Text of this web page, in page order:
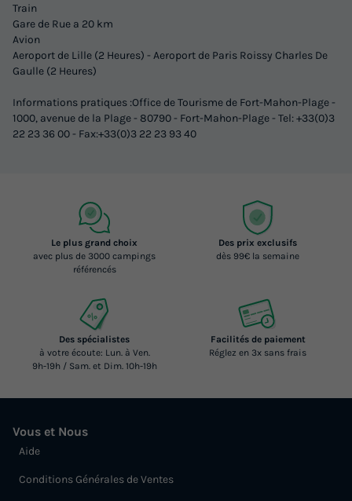
Train
Gare de Rue a 20 km
Avion
Aeroport de Lille (2 Heures) - Aeroport de Paris Roissy Charles De
Gaulle (2 Heures)
Informations pratiques :Office de Tourisme de Fort-Mahon-Plage -
1000, avenue de la Plage - 80790 - Fort-Mahon-Plage - Tel: +33(0)3
22 23 36 00 - Fax:+33(0)3 22 23 93 40
Le plus grand choix
avec plus de 3000 campings
référencés
Des prix exclusifs
dès 99€ la semaine
Des spécialistes
à votre écoute: Lun. à Ven.
9h-19h / Sam. et Dim. 10h-19h
Facilités de paiement
Réglez en 3x sans frais
Vous et Nous
Aide
Conditions Générales de Ventes